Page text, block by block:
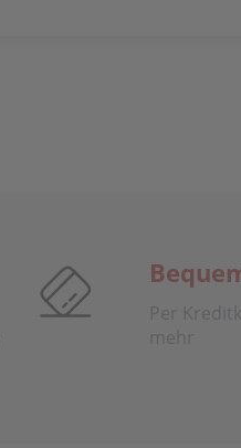
Per
mehr